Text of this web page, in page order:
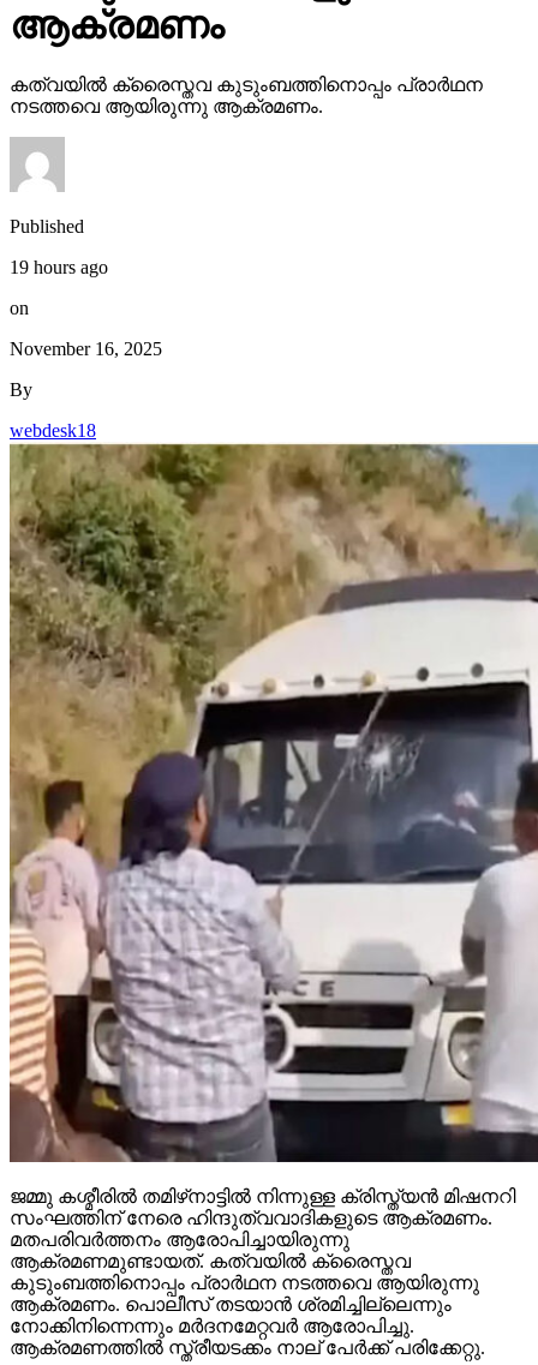
ആക്രമണം
കത്വയില്‍ ക്രൈസ്തവ കുടുംബത്തിനൊപ്പം പ്രാര്‍ഥന
നടത്തവെ ആയിരുന്നു ആക്രമണം.
Published
19 hours ago
on
November 16, 2025
By
webdesk18
ജമ്മു കശ്മീരില്‍ തമിഴ്‌നാട്ടില്‍ നിന്നുള്ള ക്രിസ്ത്യന്‍ മിഷനറി
സംഘത്തിന് നേരെ ഹിന്ദുത്വവാദികളുടെ ആക്രമണം.
മതപരിവര്‍ത്തനം ആരോപിച്ചായിരുന്നു
ആക്രമണമുണ്ടായത്. കത്വയില്‍ ക്രൈസ്തവ
കുടുംബത്തിനൊപ്പം പ്രാര്‍ഥന നടത്തവെ ആയിരുന്നു
ആക്രമണം. പൊലീസ് തടയാന്‍ ശ്രമിച്ചില്ലെന്നും
നോക്കിനിന്നെന്നും മര്‍ദനമേറ്റവര്‍ ആരോപിച്ചു.
ആക്രമണത്തില്‍ സ്ത്രീയടക്കം നാല് പേര്‍ക്ക് പരിക്കേറ്റു.